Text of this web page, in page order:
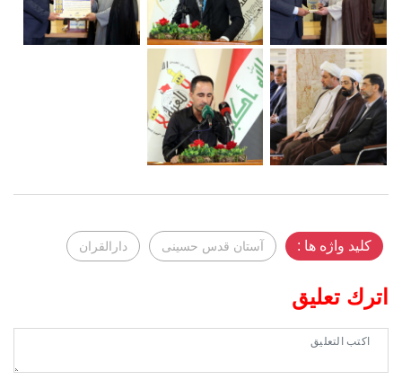
کلید واژه ها : آستان قدس حسینی دارالقران
اترك تعليق